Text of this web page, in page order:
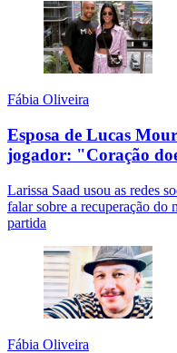
Fábia Oliveira
Esposa de Lucas
jogador: "Coração
Larissa Saad usou as redes
falar sobre a recuperação do
partida
Fábia Oliveira